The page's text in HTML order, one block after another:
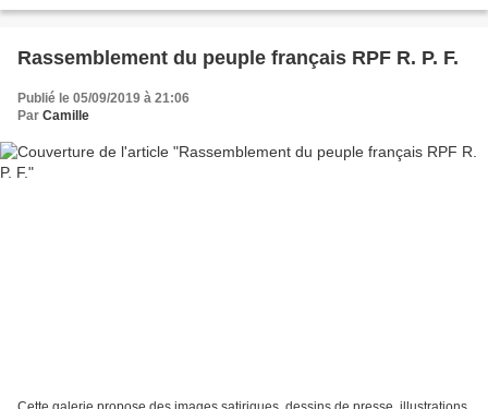
Rassemblement du peuple français RPF R. P. F.
Publié le 05/09/2019 à 21:06
Par Camille